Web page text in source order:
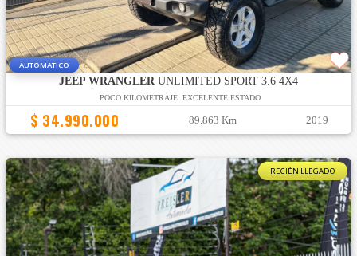
AUTOMATICO
JEEP WRANGLERUNLIMITED SPORT 3.6 4X4
POCO KILOMETRAJE. EXCELENTE ESTADO
$ 34.990.000 89.863 Km 2019
RECIÉN LLEGADO